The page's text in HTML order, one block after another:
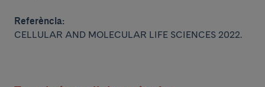
Referència:
CELLULAR AND MOLECULAR LIFE SCIENCES 2022.